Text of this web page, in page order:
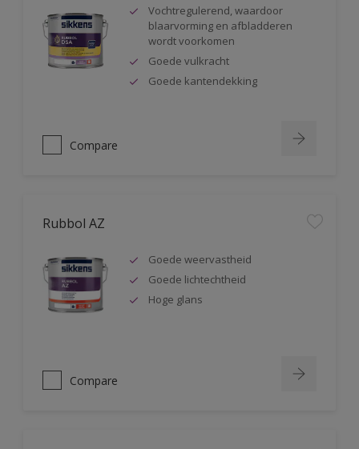
Vochtregulerend, waardoor
blaarvorming en afbladderen
wordt voorkomen
Goede vulkracht
Goede kantendekking
Compare
Rubbol AZ
Goede weervastheid
Goede lichtechtheid
Hoge glans
Compare